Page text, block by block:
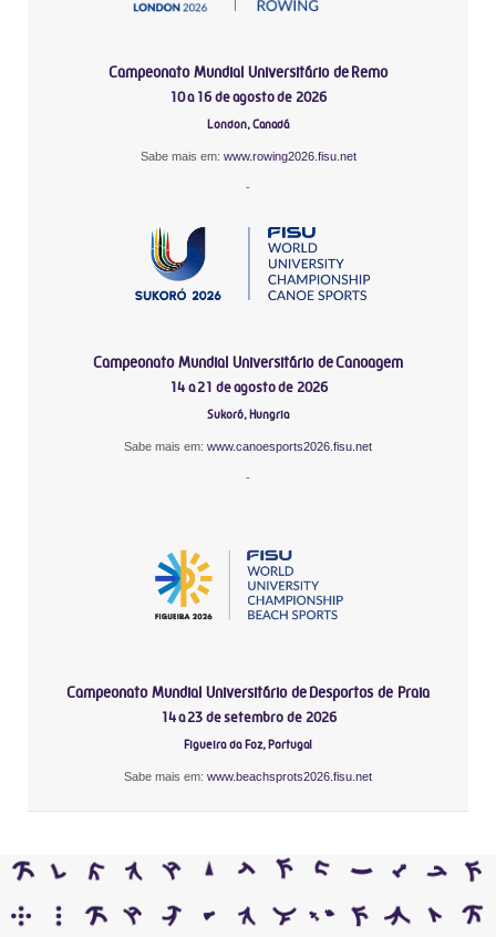
Campeonato Mundial Universitário de Remo
10 a 16 de agosto de 2026
London, Canadá
Sabe mais em: www.rowing2026.fisu.net
-
Campeonato Mundial Universitário de Canoagem
14 a 21 de agosto de 2026
Sukoró, Hungria
Sabe mais em: www.canoesports2026.fisu.net
-
Campeonato Mundial Universitário de Desportos de Praia
14 a 23 de setembro de 2026
Figueira da Foz, Portugal
Sabe mais em: www.beachsprots2026.fisu.net